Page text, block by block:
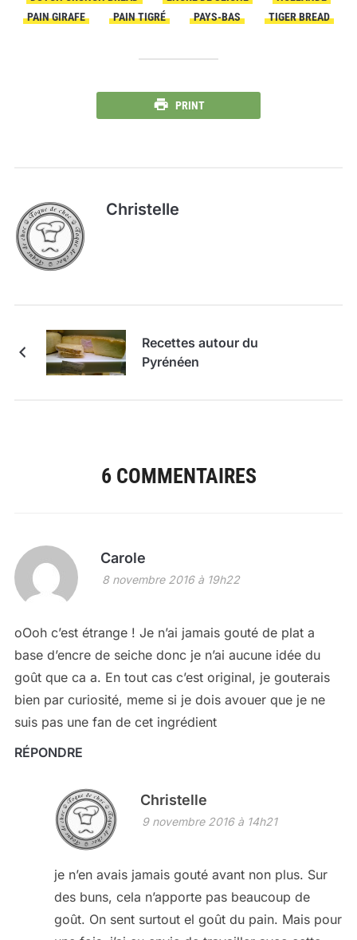
PAIN GIRAFE
PAIN TIGRÉ PAYS-BAS TIGER BREAD
PRINT
Christelle
Recettes autour du
Pyrénéen
6 COMMENTAIRES
Carole
8 novembre 2016 à 19h22
oOoh c’est étrange ! Je n’ai jamais gouté de plat a
base d’encre de seiche donc je n’ai aucune idée du
goût que ca a. En tout cas c’est original, je gouterais
bien par curiosité, meme si je dois avouer que je ne
suis pas une fan de cet ingrédient
RÉPONDRE
Christelle
9 novembre 2016 à 14h21
je n’en avais jamais gouté avant non plus. Sur
des buns, cela n’apporte pas beaucoup de
goût. On sent surtout el goût du pain. Mais pour